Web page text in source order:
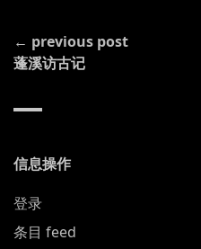
CONTINUE
READING
← previous post
蓬溪访古记
信息操作
登录
条目 feed